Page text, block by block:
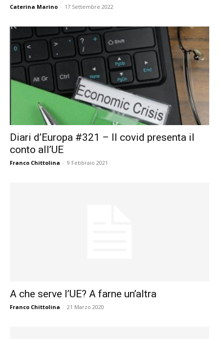
Caterina Marino - 17 Settembre 2022
Diari d’Europa #321 – Il covid presenta il
conto all’UE
Franco Chittolina - 9 Febbraio 2021
A che serve l’UE? A farne un’altra
Franco Chittolina - 21 Marzo 2020